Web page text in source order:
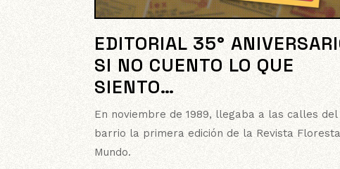
EDITORIAL 35°
SI NO CUENTO LO QUE
SIENTO…
En noviembre de 1989, llegaba a las calles del
barrio la primera edición de la Revista
Mundo.